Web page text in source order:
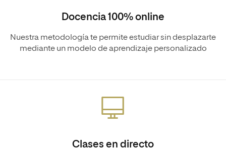
Docencia 100% online
Nuestra metodología te permite estudiar sin desplazarte
mediante un modelo de aprendizaje personalizado
Clases en directo